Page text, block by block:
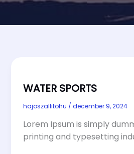
WATER SPORTS
hajoszallitohu /december 9, 2024
Lorem Ipsum is simply
printing and typesetting